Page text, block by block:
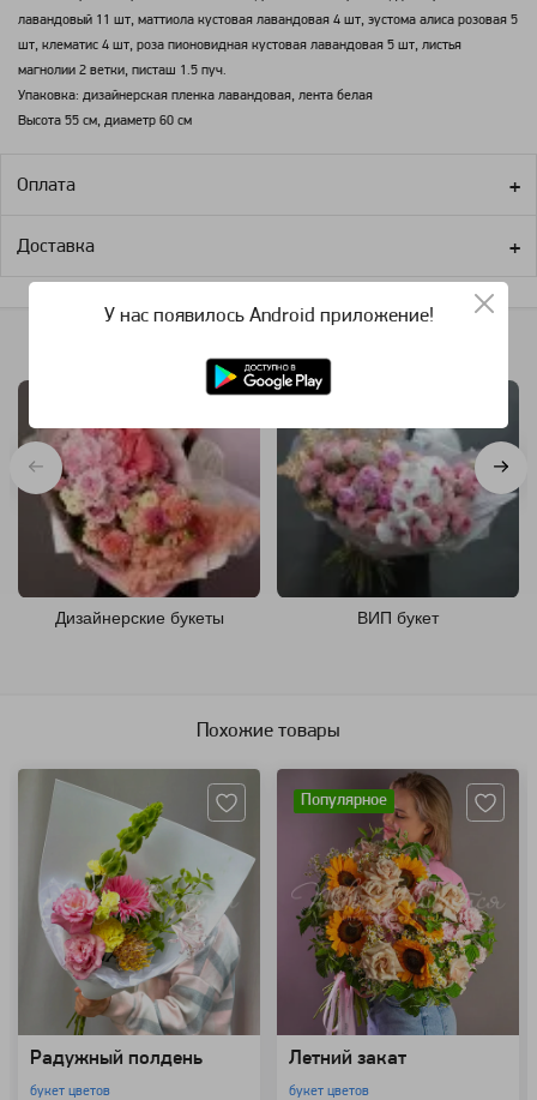
лавандовый 11 шт, маттиола кустовая лавандовая 4 шт, эустома алиса розовая 5
шт, клематис 4 шт, роза пионовидная кустовая лавандовая 5 шт, листья
магнолии 2 ветки, писташ 1.5 пуч.
Упаковка: дизайнерская пленка лавандовая, лента белая
Высота 55 см, диаметр 60 см
Оплата
Доставка
Дизайнерские букеты ВИП букет
Похожие товары
Радужный полдень
букет цветов
Популярное
Летний закат
букет цветов
У нас появилось Android приложение!